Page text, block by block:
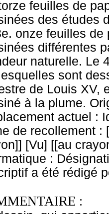
feuilles de
des études
onze feuilles
différentes
naturelle. Le
sont
de Louis XV,
à la plume.
actuel :
de recollement :
[Vu] [[au
:
a été rédigé
: